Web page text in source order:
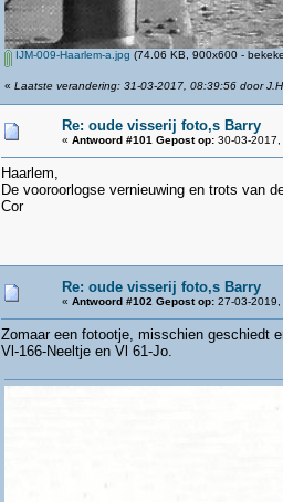
IJM-009-Haarlem-a.jpg (74.06 KB, 900x600 -
« Laatste verandering: 31-03-2017, 08:39:56 door
Re: oude visserij foto,s Barry
« Antwoord #101 Gepost op: 30-03-
Haarlem,
De vooroorlogse vernieuwing en trots van
Cor
Re: oude visserij foto,s Barry
« Antwoord #102 Gepost op: 27-03-
Zomaar een fotootje, misschien geschiedt
Vl-166-Neeltje en Vl 61-Jo.